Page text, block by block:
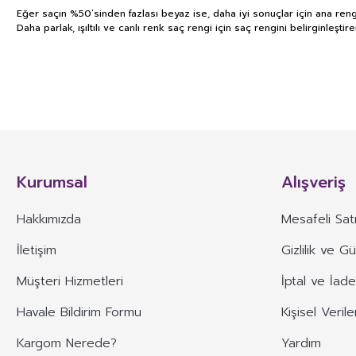
Eğer saçın %50’sinden fazlası beyaz ise, daha iyi sonuçlar için ana
Daha parlak, ışıltılı ve canlı renk saç rengi için saç rengini
besin öğelerinin veya bunların dışında besleyici veya fizyolojik etkileri
karışımlarının kapsül, tablet, pastil, tek kullanımlık toz paket, sıvı
TÜRK GIDA KODEKSİ TAKVİYE EDİCİ GIDALAR TEBLİĞİ’ nin 13.
*Takviye edici gıdaların etiketinde, sunumunda ve reklâmında; bir
*Takviye edici gıdaların etiketinde, sunumunda ya da reklâmında;
* Takviye edici gıdaların etiketinde aşağıdaki ifadelerin beyan edilmesi
1) (Değişik:RG-21/11/2015-29539) Besin öğesi, botanik ve diğer
2) Üretici tarafından tüketilmesi tavsiye edilen günlük porsiyon miktarı.
Kurumsal
Hakkımızda
İletişim
Müşteri Hizmetleri
Havale Bildirim Formu
Kargom Nerede?
Alışveriş
Mesafeli
Gizlilik ve
İptal ve
Kişisel
Yardım